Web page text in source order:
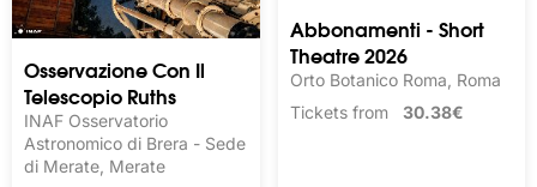
Osservazione Con Il
Telescopio Ruths
INAF Osservatorio
Astronomico di Brera - Sede
di Merate, Merate
Abbonamenti - Short
Theatre 2026
Orto Botanico Roma, Roma
Tickets from 30.38€